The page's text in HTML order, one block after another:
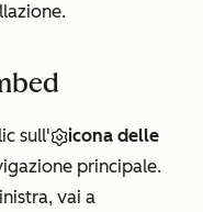
sull'
icona delle
principale.
vai a